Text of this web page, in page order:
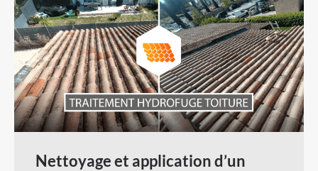
Nettoyage et application d’un